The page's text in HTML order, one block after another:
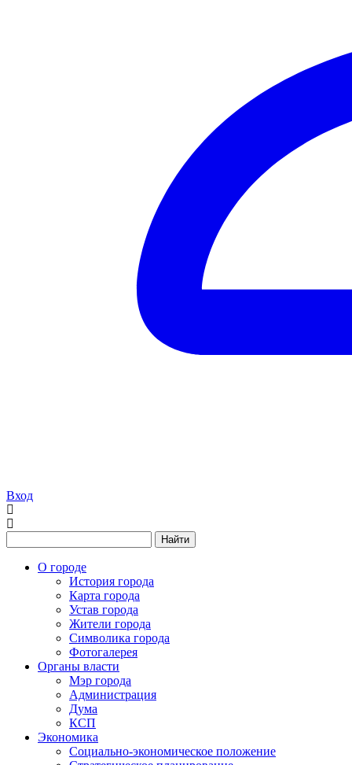
Вход
Найти
О городе
История города
Карта города
Устав города
Жители города
Символика города
Фотогалерея
Органы власти
Мэр города
Администрация
Дума
КСП
Экономика
Социально-экономическое положение